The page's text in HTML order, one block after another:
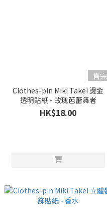
售完
Clothes-pin Miki Takei 燙金
透明貼紙 - 玫瑰芭蕾舞者
HK$18.00